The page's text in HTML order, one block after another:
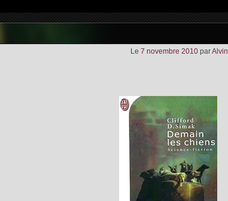
Le 7 novembre 2010 parAlvin